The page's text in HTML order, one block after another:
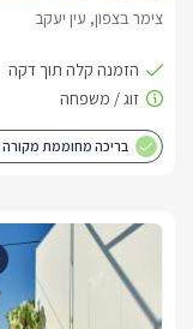
צימר בצפון, עין יעקב
בריכה מחוממת מקורה